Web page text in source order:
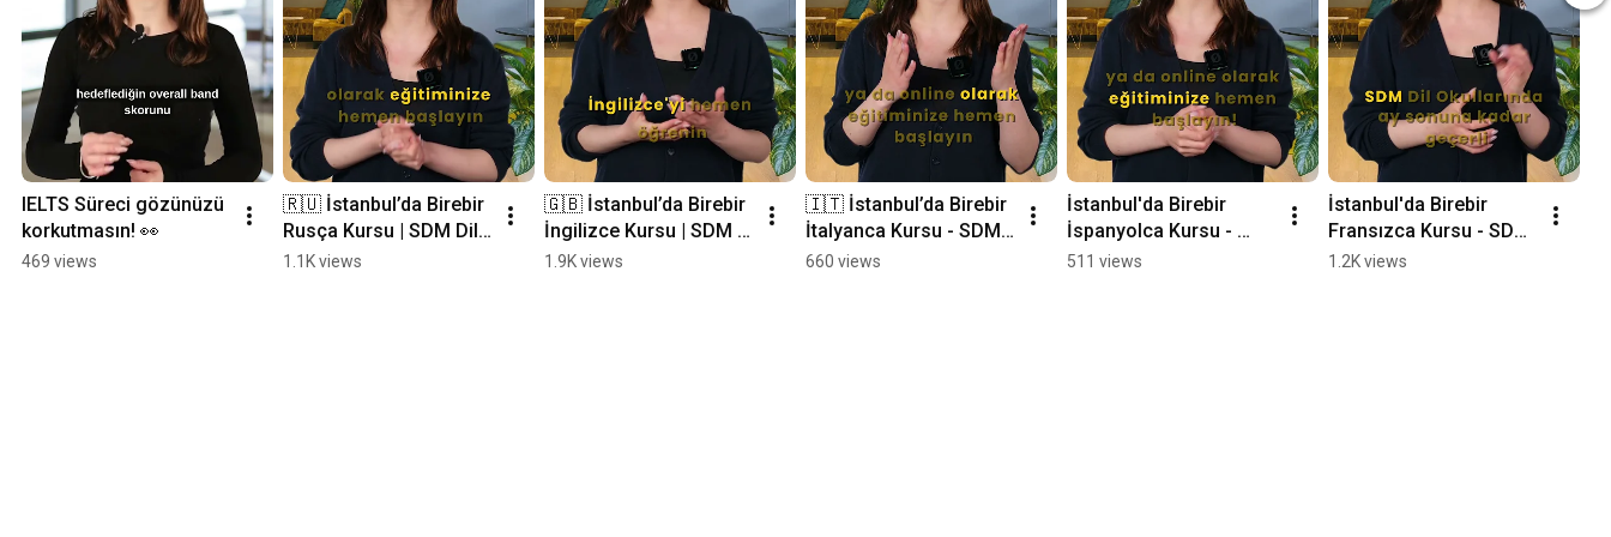
IELTS Süreci gözünüzü
korkutmasın! 👀
469 views
🇷🇺 İstanbul’da Birebir
Rusça Kursu | SDM Dil
Okulu
1.1K views
🇬🇧 İstanbul’da Birebir
İngilizce Kursu | SDM
Dil Okulu
1.9K views
🇮🇹 İstanbul’da Birebir
İtalyanca Kursu - SDM
Dil Okulu
660 views
İstanbul'da Birebir
İspanyolca Kursu -
SDM Dil Okulu
511 views
İstanbul'da Birebir
Fransızca Kursu - SDM
Dil Okulu
1.2K views